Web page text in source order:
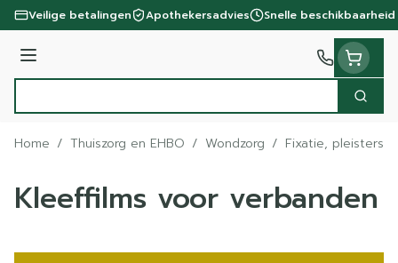
Ga naar de inhoud
Veilige betalingen Apothekersadvies Snelle beschikbaarheid
Menu
Zoek
Home / Thuiszorg en EHBO / Wondzorg / Fixatie, pleisters
Kleeffilms voor verbanden